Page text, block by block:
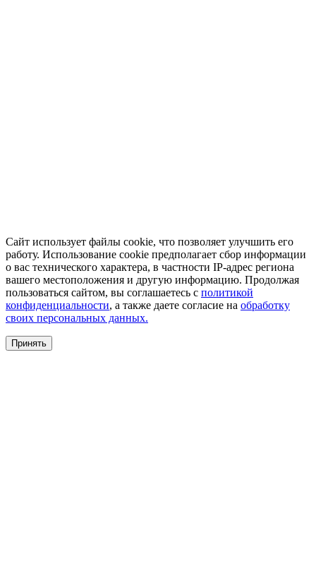
Сайт использует файлы cookie, что позволяет улучшить его
работу. Использование cookie предполагает сбор информации
о вас технического характера, в частности IP-адрес региона
вашего местоположения и другую информацию. Продолжая
пользоваться сайтом, вы соглашаетесь с политикой
конфиденциальности, а также даете согласие на обработку
своих персональных данных.
Принять